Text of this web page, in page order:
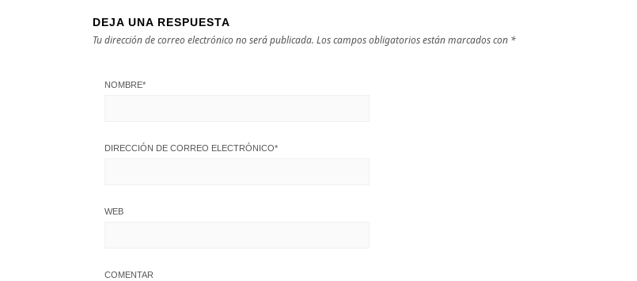
DEJA UNA RESPUESTA
Tu dirección de correo electrónico no será publicada. Los campos obligatorios están marcados con *
NOMBRE*
DIRECCIÓN DE CORREO ELECTRÓNICO*
WEB
COMENTAR